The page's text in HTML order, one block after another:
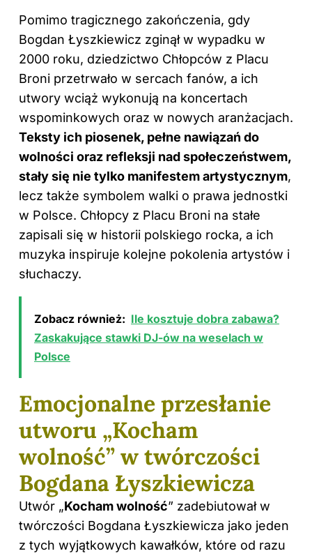
Pomimo tragicznego zakończenia, gdy
Bogdan Łyszkiewicz zginął w wypadku w
2000 roku, dziedzictwo Chłopców z Placu
Broni przetrwało w sercach fanów, a ich
utwory wciąż wykonują na koncertach
wspominkowych oraz w nowych aranżacjach.
Teksty ich piosenek, pełne nawiązań do
wolności oraz refleksji nad społeczeństwem,
stały się nie tylko manifestem artystycznym,
lecz także symbolem walki o prawa jednostki
w Polsce. Chłopcy z Placu Broni na stałe
zapisali się w historii polskiego rocka, a ich
muzyka inspiruje kolejne pokolenia artystów i
słuchaczy.
Zobacz również: Ile kosztuje dobra zabawa?
Zaskakujące stawki DJ-ów na weselach w
Polsce
Emocjonalne przesłanie
utworu „Kocham
wolność” w twórczości
Bogdana Łyszkiewicza
Utwór „Kocham wolność” zadebiutował w
twórczości Bogdana Łyszkiewicza jako jeden
z tych wyjątkowych kawałków, które od razu